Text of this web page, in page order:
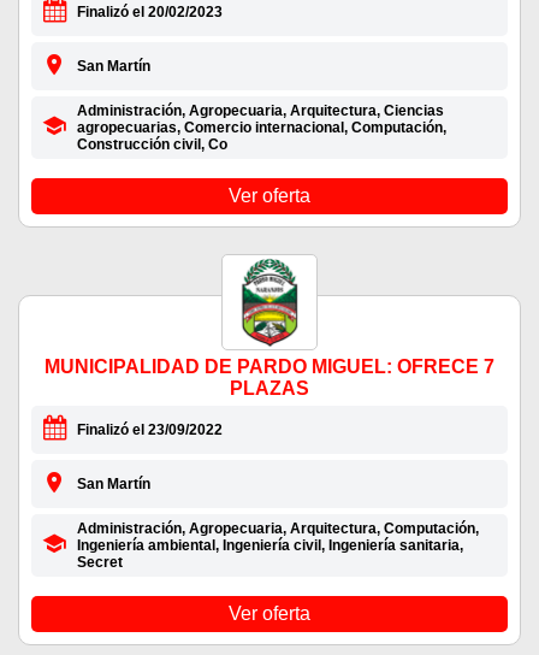
Finalizó el 20/02/2023
San Martín
Administración, Agropecuaria, Arquitectura, Ciencias
agropecuarias, Comercio internacional, Computación,
Construcción civil, Co
Ver oferta
MUNICIPALIDAD DE PARDO MIGUEL: OFRECE 7
PLAZAS
Finalizó el 23/09/2022
San Martín
Administración, Agropecuaria, Arquitectura, Computación,
Ingeniería ambiental, Ingeniería civil, Ingeniería sanitaria,
Secret
Ver oferta